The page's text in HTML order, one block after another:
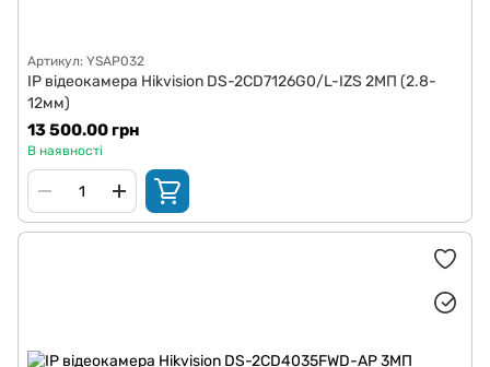
Артикул: YSAP032
IP відеокамера Hikvision DS-2CD7126G0/L-IZS 2МП (2.8-
12мм)
13 500.00 грн
В наявності